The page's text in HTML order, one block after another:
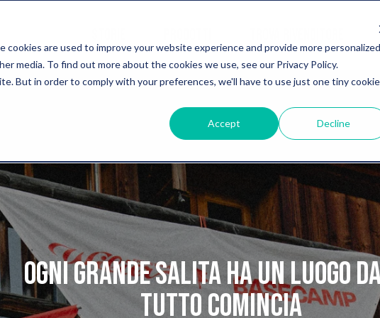
are used to improve your website experience and provide more personalized
media. To find out more about the cookies we use, see our Privacy Policy.
But in order to comply with your preferences, we'll have to use just one tiny cookie
Accept Decline
Ogni grande salita ha un luogo
tutto comincia